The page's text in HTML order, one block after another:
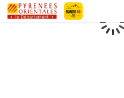
Geotrek-rando